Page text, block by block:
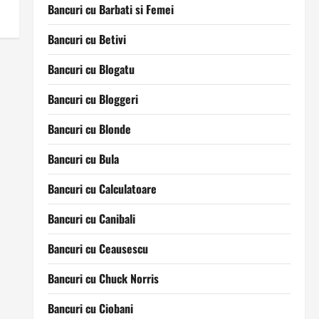
Bancuri cu Barbati si Femei
Bancuri cu Betivi
Bancuri cu Blogatu
Bancuri cu Bloggeri
Bancuri cu Blonde
Bancuri cu Bula
Bancuri cu Calculatoare
Bancuri cu Canibali
Bancuri cu Ceausescu
Bancuri cu Chuck Norris
Bancuri cu Ciobani